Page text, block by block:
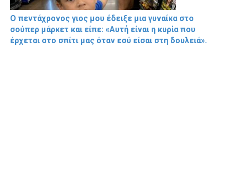
Ο πεντάχρονος γιος μου έδειξε μια γυναίκα στο
σούπερ μάρκετ και είπε: «Αυτή είναι η κυρία που
έρχεται στο σπίτι μας όταν εσύ είσαι στη δουλειά».